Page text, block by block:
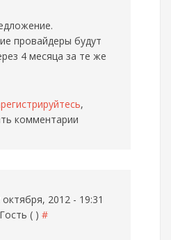
провайдеры будут
4 месяца за те же
,
комментарии
2012 - 19:31
Гость ( ) #